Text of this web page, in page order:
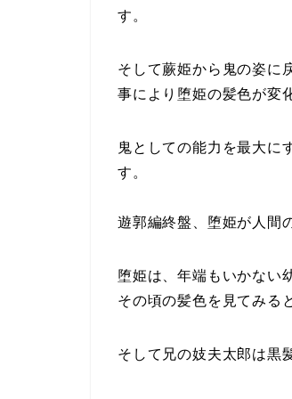
す。
そして蕨姫から鬼の姿に
事により堕姫の髪色が変
鬼としての能力を最大に
す。
遊郭編終盤、堕姫が人間
堕姫は、年端もいかない
その頃の髪色を見てみる
そして兄の妓夫太郎は黒